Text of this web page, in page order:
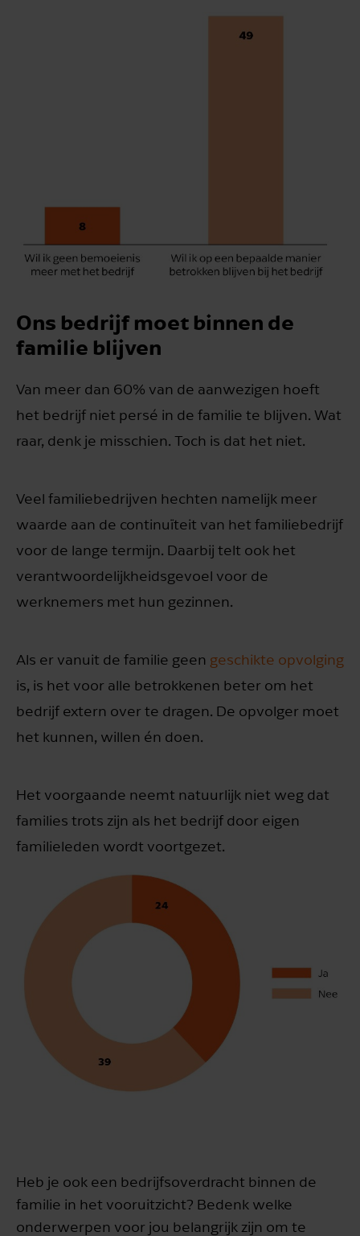
Ons bedrijf moet binnen de
familie blijven
Van meer dan 60% van de aanwezigen hoeft
het bedrijf niet persé in de familie te blijven. Wat
raar, denk je misschien. Toch is dat het niet.
Veel familiebedrijven hechten namelijk meer
waarde aan de continuïteit van het familiebedrijf
voor de lange termijn. Daarbij telt ook het
verantwoordelijkheidsgevoel voor de
werknemers met hun gezinnen.
Als er vanuit de familie geen geschikte opvolging
is, is het voor alle betrokkenen beter om het
bedrijf extern over te dragen. De opvolger moet
het kunnen, willen én doen.
Het voorgaande neemt natuurlijk niet weg dat
families trots zijn als het bedrijf door eigen
familieleden wordt voortgezet.
Heb je ook een bedrijfsoverdracht binnen de
familie in het vooruitzicht? Bedenk welke
onderwerpen voor jou belangrijk zijn om te